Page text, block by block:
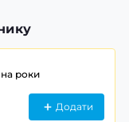
роки
Додати